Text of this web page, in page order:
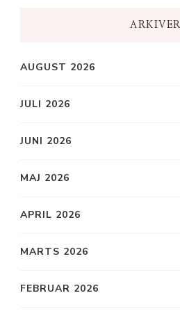
ARKIVER
AUGUST 2026
JULI 2026
JUNI 2026
MAJ 2026
APRIL 2026
MARTS 2026
FEBRUAR 2026